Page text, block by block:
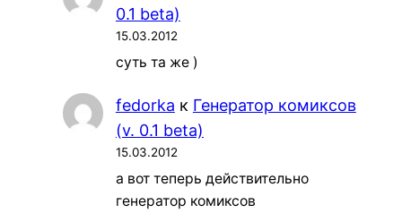
0.1 beta)
15.03.2012
суть та же )
fedorka к Генератор комиксов
(v. 0.1 beta)
15.03.2012
а вот теперь действительно
генератор комиксов